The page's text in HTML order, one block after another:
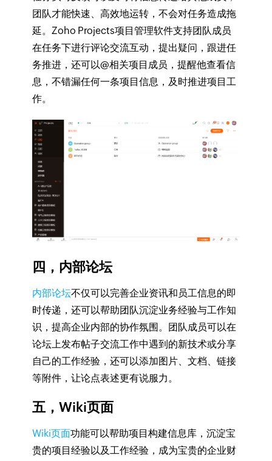
团队才能快速、高效地运转，不会对任务造成拖
延。Zoho Projects项目管理软件支持团队成员
在任务下进行评论交流互动，提出疑问，跟进任
务推进，还可以@相关项目成员，提醒他查看信
息，不错漏任何一条项目信息，及时推进项目工
作。
四，内部论坛
内部论坛不仅可以完善企业资讯和员工信息的即
时传递，还可以帮助团队沉淀业务经验与工作知
识，提高企业内部的协作氛围。团队成员可以在
论坛上发布帖子交流工作中遇到的新技术或分享
自己的工作经验，还可以添加图片、文档、链接
等附件，让论点表述更有说服力。
五，Wiki页面
Wiki页面功能可以帮助项目构建信息库，沉淀宝
贵的项目经验以及工作经验，成为宝贵的企业财